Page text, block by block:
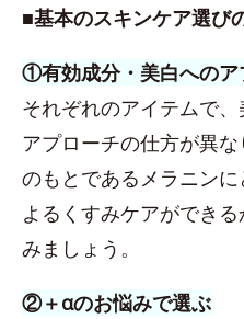
■基本のスキンケア選び
①有効成分・美白へのア
それぞれのアイテムで
アプローチの仕方が異
のもとであるメラニン
よるくすみケアができ
みましょう。
②＋αのお悩みで選ぶ